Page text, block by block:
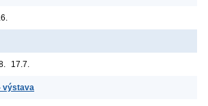
17.7.
výstava